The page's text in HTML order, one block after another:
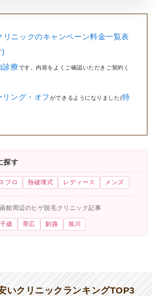
ニックのキャンペーン料金一覧表
)
診療です。内容をよくご確認いただきご契約く
リング・オフ ができるようになりました(特
探す
プロ 熱破壊式 レディース メンズ
函館周辺のヒゲ脱毛クリニック記事
千歳 帯広 釧路 旭川
いクリニックランキングTOP3